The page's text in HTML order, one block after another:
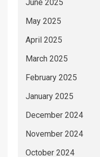
June 2025
May 2025
April 2025
March 2025
February 2025
January 2025
December 2024
November 2024
October 2024